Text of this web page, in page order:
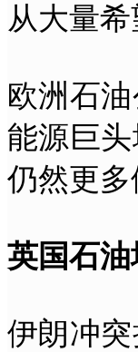
从大量
欧洲石
能源巨
仍然更
英国石
伊朗冲